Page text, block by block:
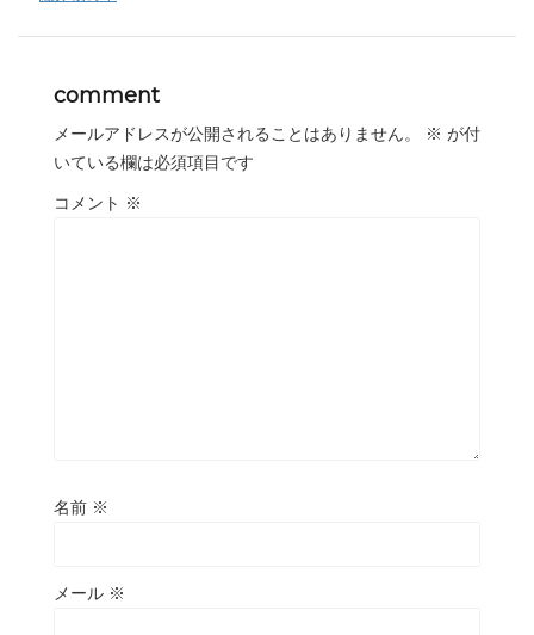
comment
メールアドレスが公開されることはありません。 ※ が付
いている欄は必須項目です
コメント ※
名前 ※
メール ※